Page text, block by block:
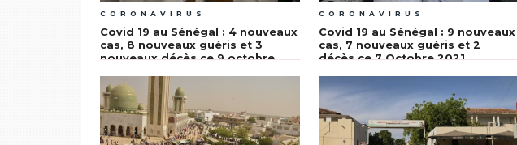
CORONAVIRUS
Covid 19 au Sénégal : 4 nouveaux
cas, 8 nouveaux guéris et 3
nouveaux décès ce 9 octobre
CORONAVIRUS
Covid 19 au Sénégal : 9 nouveaux
cas, 7 nouveaux guéris et 2
décès ce 7 Octobre 2021